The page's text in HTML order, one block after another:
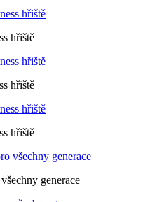
hřiště
hřiště
hřiště
generace